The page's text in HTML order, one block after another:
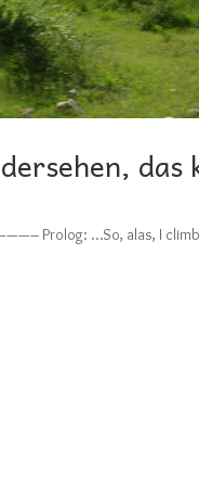
das
Prolog: …So, alas, I